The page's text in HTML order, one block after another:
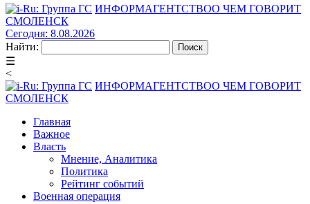
ИНФОРМАГЕНТСТВОО ЧЕМ ГОВОРИТ
СМОЛЕНСК
Сегодня: 8.08.2026
Найти:
☰
<
ИНФОРМАГЕНТСТВОО ЧЕМ ГОВОРИТ
СМОЛЕНСК
Главная
Важное
Власть
Мнение, Аналитика
Политика
Рейтинг событий
Военная операция